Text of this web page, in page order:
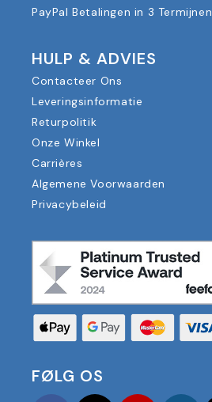
PayPal Betalingen in 3 Termijnen
HULP & ADVIES
Contacteer Ons
Leveringsinformatie
Returpolitik
Onze Winkel
Carrières
Algemene Voorwaarden
Privacybeleid
FØLG OS